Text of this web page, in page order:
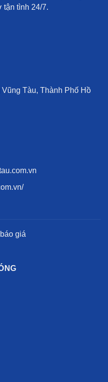
tận tình 24/7.
Tàu, Thành Phố Hồ